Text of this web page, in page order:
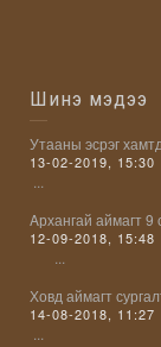
Шинэ мэдээ
Утааны эсрэг
13-02-2019, 15:30
...
Aрхангай аймагт 9
12-09-2018, 15:48
...
Ховд аймагт
14-08-2018, 11:27
...